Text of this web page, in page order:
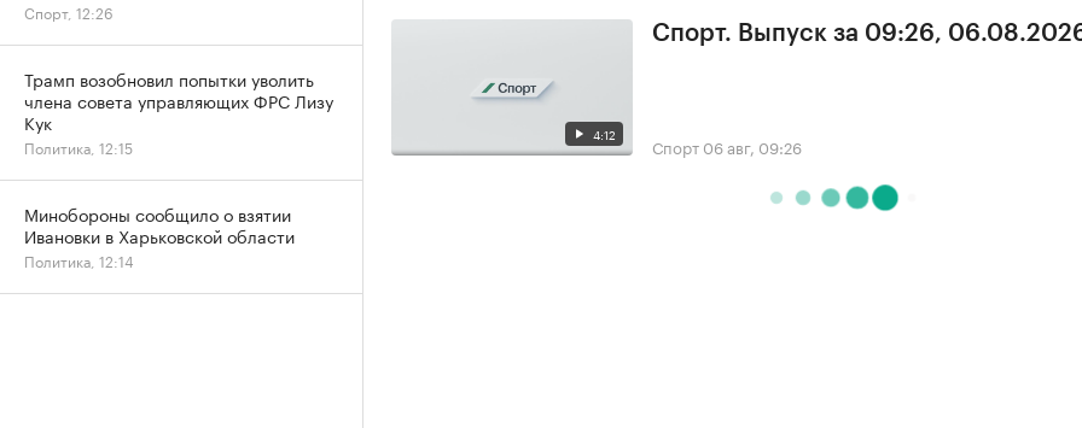
4:12
Спорт. Выпуск за 09:26,
Спорт 06 авг, 09:26
Спорт, 12:26
Трамп возобновил попытки уволить
члена совета управляющих ФРС Лизу
Кук
Политика, 12:15
Минобороны сообщило о взятии
Ивановки в Харьковской области
Политика, 12:14